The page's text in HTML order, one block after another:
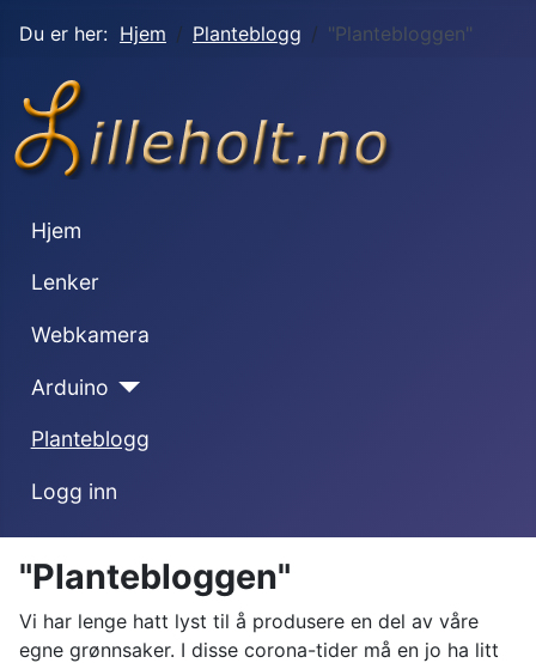
Du er her: Hjem Planteblogg "Plantebloggen"
Hjem
Lenker
Webkamera
Arduino
Planteblogg
Logg inn
"Plantebloggen"
Vi har lenge hatt lyst til å produsere en del av våre
egne grønnsaker. I disse corona-tider må en jo ha litt